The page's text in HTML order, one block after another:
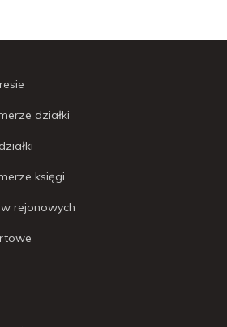
działki
księgi
rejonowych